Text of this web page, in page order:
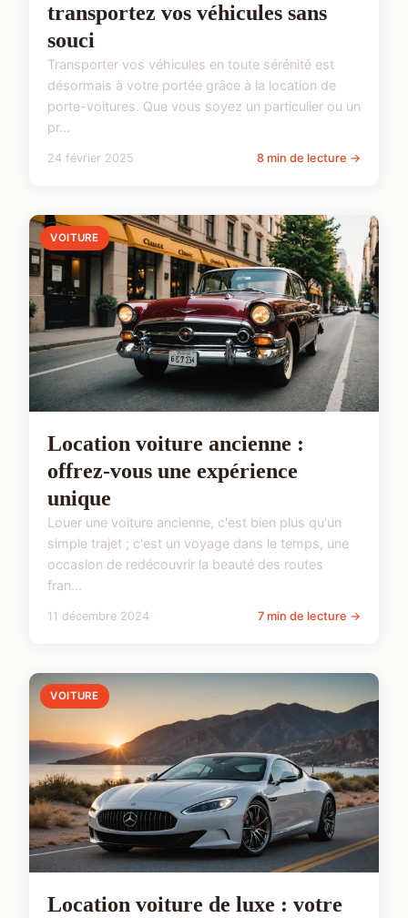
transportez vos véhicules sans
souci
Transporter vos véhicules en toute sérénité est
désormais à votre portée grâce à la location de
porte-voitures. Que vous soyez un particulier ou un
pr...
24 février 2025 8 min de lecture →
VOITURE
Location voiture ancienne :
offrez-vous une expérience
unique
Louer une voiture ancienne, c'est bien plus qu'un
simple trajet ; c'est un voyage dans le temps, une
occasion de redécouvrir la beauté des routes
fran...
11 décembre 2024 7 min de lecture →
VOITURE
Location voiture de luxe : votre